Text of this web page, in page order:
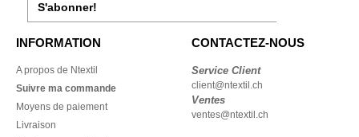
S'abonner!
INFORMATION
A propos de Ntextil
Suivre ma commande
Moyens de paiement
Livraison
CONTACTEZ-NOUS
Service Client
client@ntextil.ch
Ventes
ventes@ntextil.ch